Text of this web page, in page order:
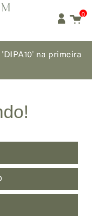
0
na primeira